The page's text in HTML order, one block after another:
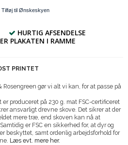
Tilføj til Ønskeskyen
HURTIG AFSENDELSE
PLAKATEN I RAMME
PRINTET
Rosengreen gør vi alt vi kan, for at passe på
er produceret på 230 g. mat FSC-certificeret
ansvarligt drevne skove. Det sikrer at der
mere træ, end skoven kan nå at
er FSC en sikkerhed for, at dyr og
beskyttet, samt ordenlig arbejdsforhold for
Læs evt. mere her.